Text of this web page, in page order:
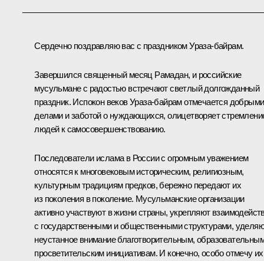
Сердечно поздравляю вас с праздником Ураза-байрам.
Завершился священный месяц Рамадан, и российские
мусульмане с радостью встречают светлый долгожданный
праздник. Испокон веков Ураза-байрам отмечается добрыми
делами и заботой о нуждающихся, олицетворяет
людей к самосовершенствованию.
Последователи ислама в России с огромным уважением
относятся к многовековым историческим, религиозным,
культурным традициям предков, бережно передают их
из поколения в поколение. Мусульманские организации
активно участвуют в жизни страны, укрепляют
с государственными и общественными структурами,
неустанное внимание благотворительным,
просветительским инициативам. И конечно, особо отмечу их